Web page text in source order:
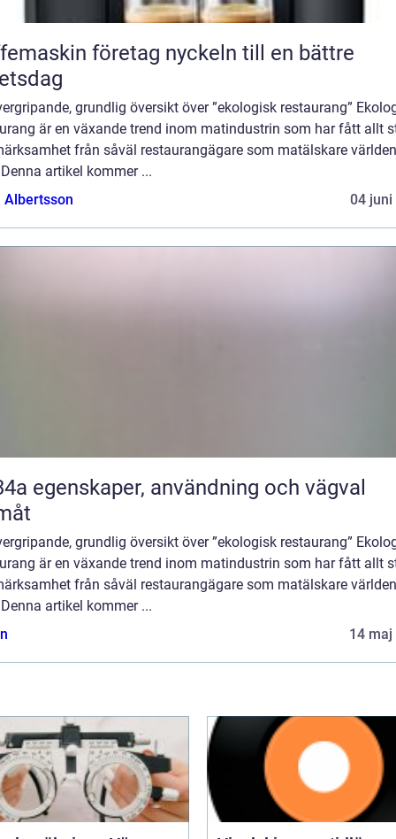
företag nyckeln till en bättre
grundlig översikt över ”ekologisk restaurang”
är en växande trend inom matindustrin som har fått allt
från såväl restaurangägare som matälskare världen
artikel kommer ...
Albertsson
04 juni
och vägval
grundlig översikt över ”ekologisk restaurang”
är en växande trend inom matindustrin som har fått allt
från såväl restaurangägare som matälskare världen
artikel kommer ...
14 maj